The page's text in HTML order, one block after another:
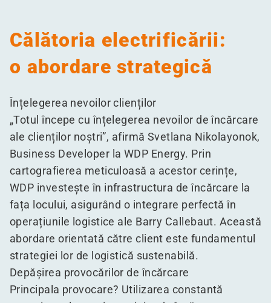
Călătoria electrificării:
o abordare strategică
Înțelegerea nevoilor clienților
„Totul începe cu înțelegerea nevoilor de încărcare
ale clienților noștri”, afirmă Svetlana Nikolayonok,
Business Developer la WDP Energy. Prin
cartografierea meticuloasă a acestor cerințe,
WDP investește în infrastructura de încărcare la
fața locului, asigurând o integrare perfectă în
operațiunile logistice ale Barry Callebaut. Această
abordare orientată către client este fundamentul
strategiei lor de logistică sustenabilă.
Depășirea provocărilor de încărcare
Principala provocare? Utilizarea constantă